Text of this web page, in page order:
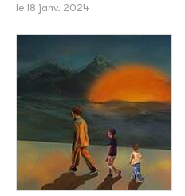
le 18 janv. 2024